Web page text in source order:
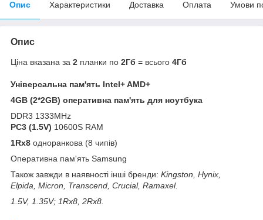
Опис Характеристики Доставка Оплата Умови
Опис
Ціна вказана за 2 планки по 2Гб = всього 4Гб
Універсальна пам'ять Intel+ AMD+
4GB (2*2GB) оперативна пам'ять для ноутбука
DDR3 1333MHz
PC3 (1.5V) 10600S RAM
1Rx8 одноранкова (8 чипів)
Оперативна пам'ять Samsung
Також завжди в наявності інші бренди: Kingston, Hynix,
Elpida, Micron, Transcend, Crucial, Ramaxel.
1.5V, 1.35V; 1Rx8, 2Rx8.